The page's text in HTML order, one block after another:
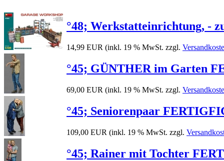
°48; Werkstatteinrichtung, -
14,99 EUR (inkl. 19 % MwSt. zzgl.
°45; GÜNTHER im Garten
69,00 EUR (inkl. 19 % MwSt. zzgl.
°45; Seniorenpaar
109,00 EUR (inkl. 19 % MwSt. zzgl.
°45; Rainer mit Tochter